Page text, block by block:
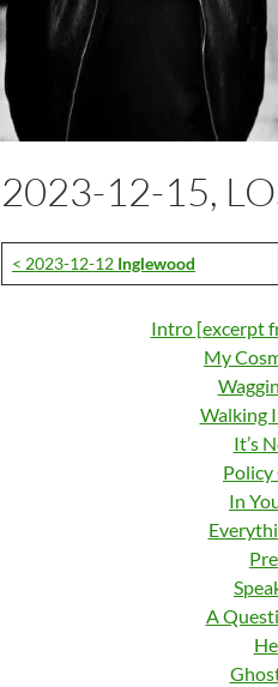
2023-12-15,
< 2023-12-12 Inglewood
Intro [excerpt
My
Walking
It’s
Policy
In
A